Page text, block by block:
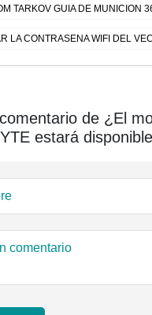
TARKOV GUIA DE MUNICION
LA CONTRASENA WIFI DEL
de ¿El
estará